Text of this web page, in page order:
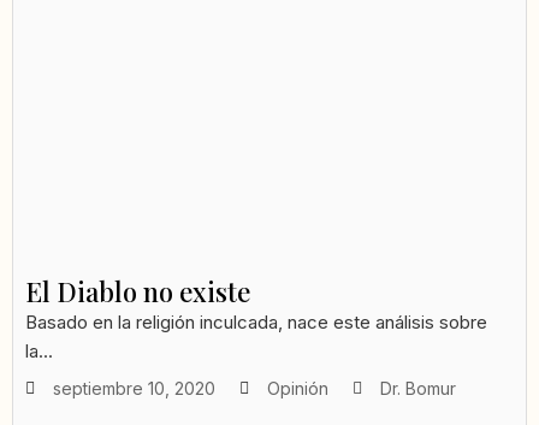
El Diablo no existe
Basado en la religión inculcada, nace este análisis sobre
la...
septiembre 10, 2020 Opinión Dr. Bomur